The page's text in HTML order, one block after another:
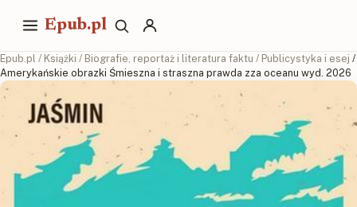
Epub.pl
Epub.pl / Książki / Biografie, reportaż i literatura faktu / Publicystyka i esej /
Amerykańskie obrazki Śmieszna i straszna prawda zza oceanu wyd. 2026